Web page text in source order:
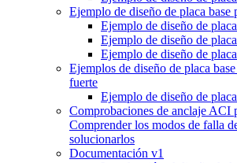
Ejemplo de diseño de placa base
Ejemplo de diseño de
Ejemplo de diseño de
Ejemplo de diseño de
Ejemplos de diseño de placa
fuerte
Ejemplo de diseño de
Comprobaciones de anclaje ACI
Comprender los modos de falla
solucionarlos
Documentación v1